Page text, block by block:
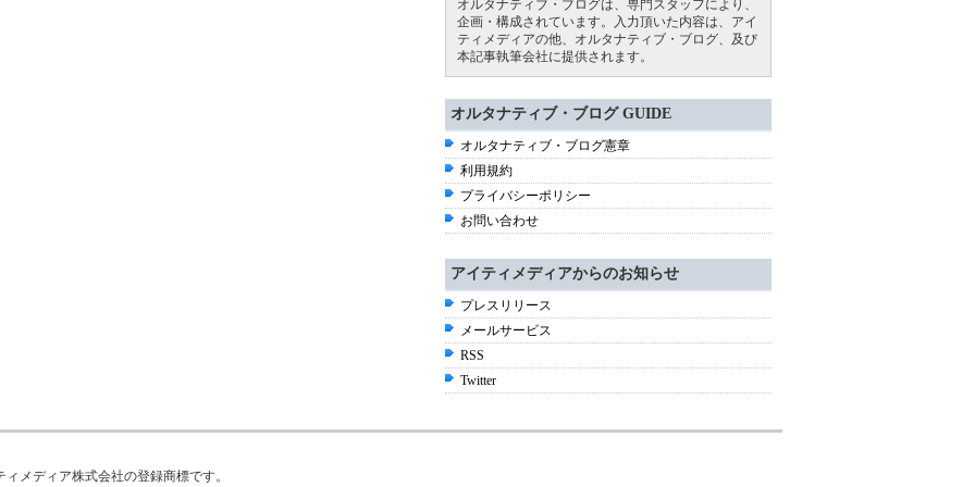
オルタナティブ・ブログは、専門スタッフにより、
企画・構成されています。入力頂いた内容は、アイ
ティメディアの他、オルタナティブ・ブログ、及び
本記事執筆会社に提供されます。
オルタナティブ・ブログ GUIDE
オルタナティブ・ブログ憲章
利用規約
プライバシーポリシー
お問い合わせ
アイティメディアからのお知らせ
プレスリリース
メールサービス
RSS
Twitter
ィメディア株式会社の登録商標です。